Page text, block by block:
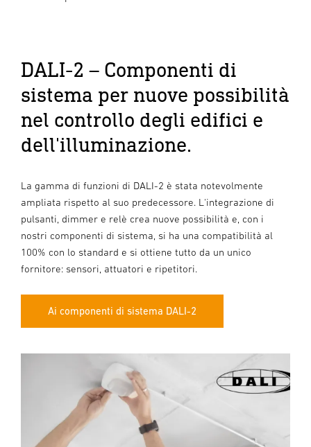
DALI-2 – Componenti di
sistema per nuove possibilità
nel controllo degli edifici e
dell'illuminazione.
La gamma di funzioni di DALI-2 è stata notevolmente
ampliata rispetto al suo predecessore. L'integrazione di
pulsanti, dimmer e relè crea nuove possibilità e, con i
nostri componenti di sistema, si ha una compatibilità al
100% con lo standard e si ottiene tutto da un unico
fornitore: sensori, attuatori e ripetitori.
Ai componenti di sistema DALI-2